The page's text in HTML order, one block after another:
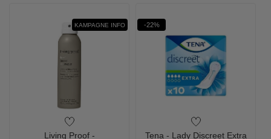
KAMPAGNE INFO
Living Proof -
-22%
Tena - Lady Discreet Extra